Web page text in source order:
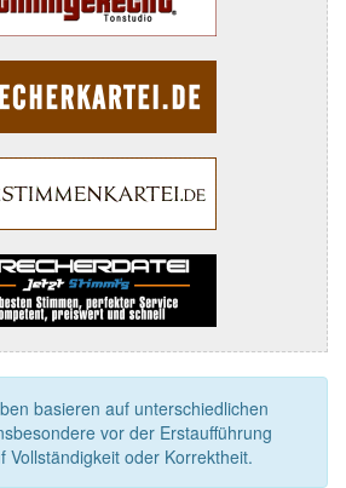
basieren auf unterschiedlichen
vor der Erstaufführung
Vollständigkeit oder Korrektheit.